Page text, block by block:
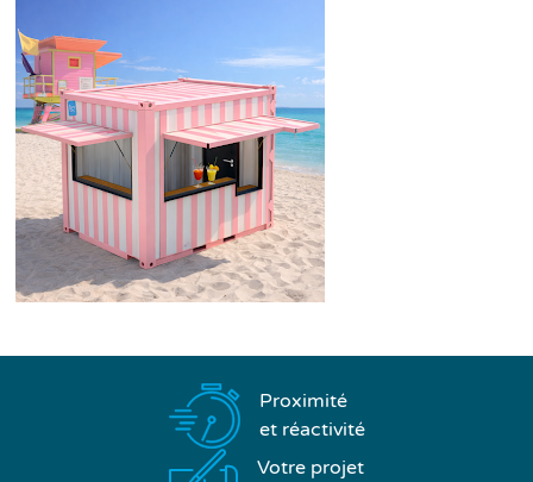
Proximité
et réactivité
Votre projet